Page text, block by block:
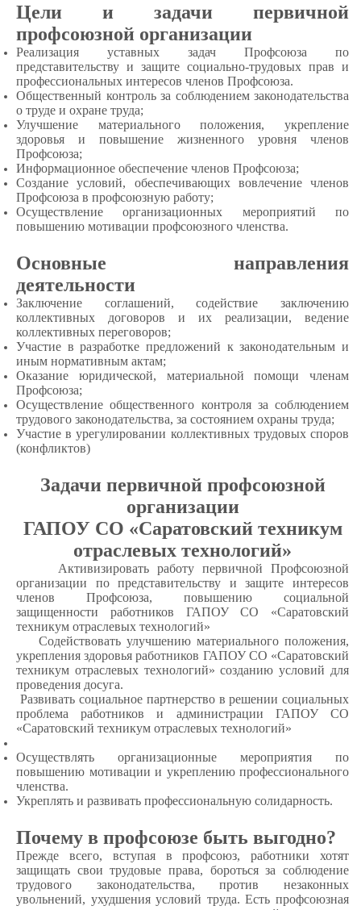
Цели и задачи первичной
профсоюзной организации
Реализация уставных задач Профсоюза по
представительству и защите социально-трудовых прав и
профессиональных интересов членов Профсоюза.
Общественный контроль за соблюдением законодательства
о труде и охране труда;
Улучшение материального положения, укрепление
здоровья и повышение жизненного уровня членов
Профсоюза;
Информационное обеспечение членов Профсоюза;
Создание условий, обеспечивающих вовлечение членов
Профсоюза в профсоюзную работу;
Осуществление организационных мероприятий по
повышению мотивации профсоюзного членства.
Основные направления
деятельности
Заключение соглашений, содействие заключению
коллективных договоров и их реализации, ведение
коллективных переговоров;
Участие в разработке предложений к законодательным и
иным нормативным актам;
Оказание юридической, материальной помощи членам
Профсоюза;
Осуществление общественного контроля за соблюдением
трудового законодательства, за состоянием охраны труда;
Участие в урегулировании коллективных трудовых споров
(конфликтов)
Задачи первичной профсоюзной
организации
ГАПОУ СО «Саратовский техникум
отраслевых технологий»
Активизировать работу первичной Профсоюзной
организации по представительству и защите интересов
членов Профсоюза, повышению социальной
защищенности работников ГАПОУ СО «Саратовский
техникум отраслевых технологий»
Содействовать улучшению материального положения,
укрепления здоровья работников ГАПОУ СО «Саратовский
техникум отраслевых технологий» созданию условий для
проведения досуга.
Развивать социальное партнерство в решении социальных
проблема работников и администрации ГАПОУ СО
«Саратовский техникум отраслевых технологий»
Осуществлять организационные мероприятия по
повышению мотивации и укреплению профессионального
членства.
Укреплять и развивать профессиональную солидарность.
Почему в профсоюзе быть выгодно?
Прежде всего, вступая в профсоюз, работники хотят
защищать свои трудовые права, бороться за соблюдение
трудового законодательства, против незаконных
увольнений, ухудшения условий труда. Есть профсоюзная